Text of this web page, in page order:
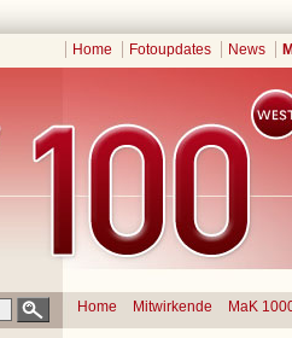
Home Fotoupdates News
Home Mitwirkende MaK